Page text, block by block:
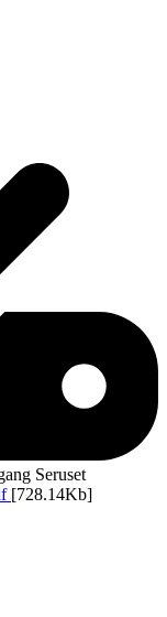
Seruset
[728.14Kb]